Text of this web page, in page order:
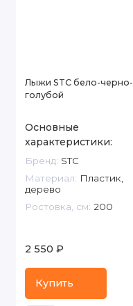
Лыжи STC бело-черно-
голубой
Основные
характеристики:
Бренд: STC
Материал: Пластик,
дерево
Ростовка, см: 200
2 550 ₽
Купить